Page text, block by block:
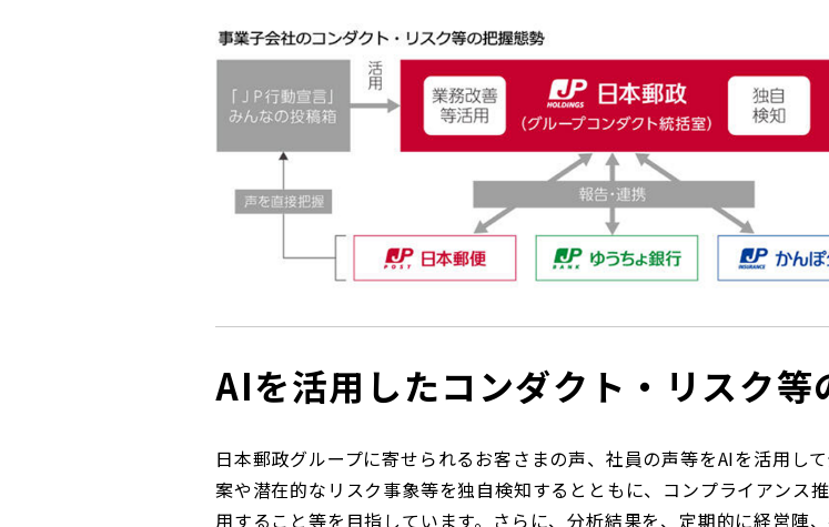
AIを活用したコンダクト・リスク等
日本郵政グループに寄せられるお客さまの声、社員の声等をAIを活用し
案や潜在的なリスク事象等を独自検知するとともに、コンプライアンス
用すること等を目指しています。さらに、分析結果を、定期的に経営陣